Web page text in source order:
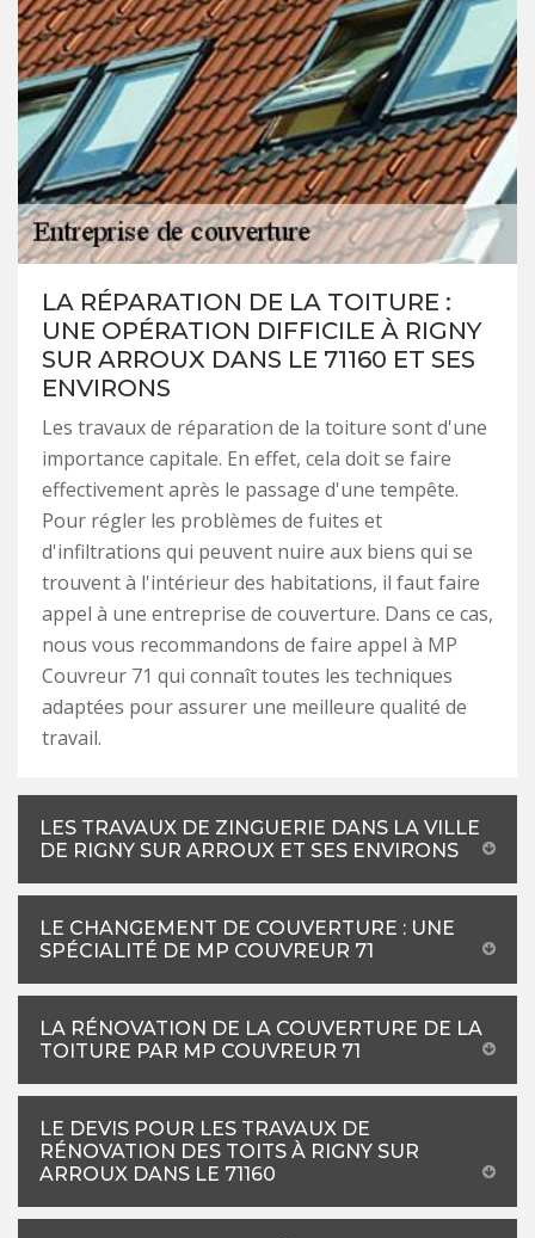
LA RÉPARATION DE LA TOITURE :
UNE OPÉRATION DIFFICILE À RIGNY
SUR ARROUX DANS LE 71160 ET SES
ENVIRONS
Les travaux de réparation de la toiture sont d'une
importance capitale. En effet, cela doit se faire
effectivement après le passage d'une tempête.
Pour régler les problèmes de fuites et
d'infiltrations qui peuvent nuire aux biens qui se
trouvent à l'intérieur des habitations, il faut faire
appel à une entreprise de couverture. Dans ce cas,
nous vous recommandons de faire appel à MP
Couvreur 71 qui connaît toutes les techniques
adaptées pour assurer une meilleure qualité de
travail.
LES TRAVAUX DE ZINGUERIE DANS LA VILLE
DE RIGNY SUR ARROUX ET SES ENVIRONS
LE CHANGEMENT DE COUVERTURE : UNE
SPÉCIALITÉ DE MP COUVREUR 71
LA RÉNOVATION DE LA COUVERTURE DE LA
TOITURE PAR MP COUVREUR 71
LE DEVIS POUR LES TRAVAUX DE
RÉNOVATION DES TOITS À RIGNY SUR
ARROUX DANS LE 71160